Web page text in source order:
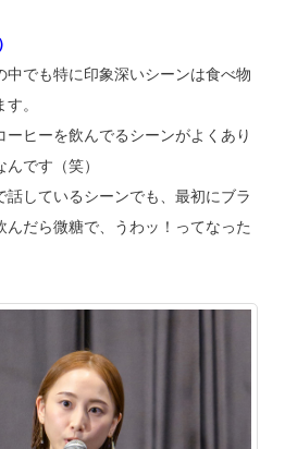
中でも特に印象深いシーンは食べ物
。
ヒーを飲んでるシーンがよくあり
です（笑）
話しているシーンでも、最初にブラ
んだら微糖で、うわッ！ってなった